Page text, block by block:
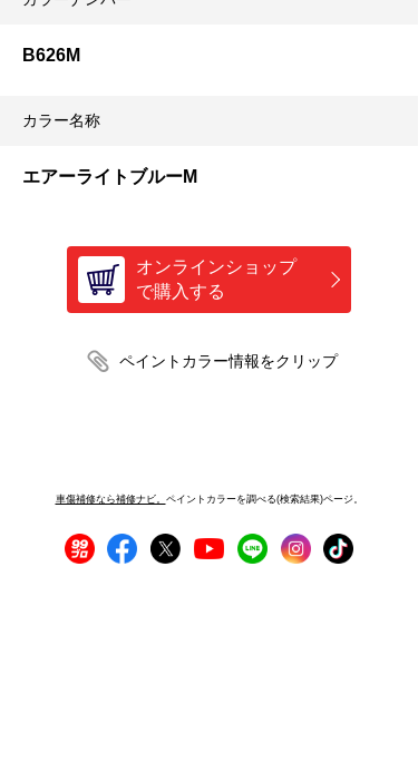
B626M
カラー名称
エアーライトブルーM
オンラインショップ
で購入する
車傷補修なら補修ナビ。 ペイントカラーを調べる(検索結果)ページ。